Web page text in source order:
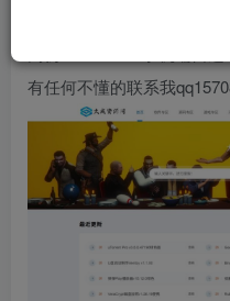
在系统设置-模板风格 填
有任何不懂的联系我